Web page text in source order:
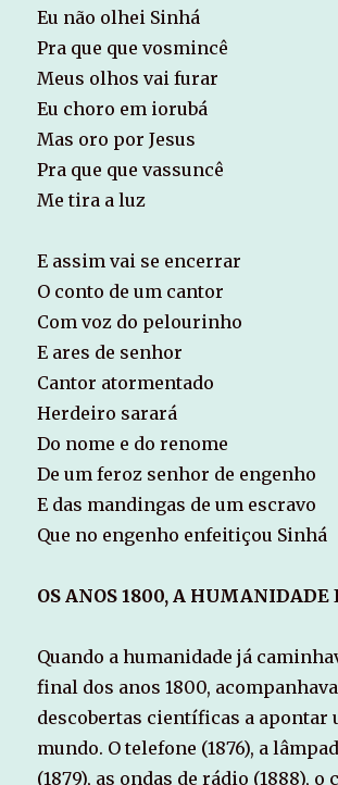
Eu não olhei Sinhá
Pra que que vosmincê
Meus olhos vai furar
Eu choro em iorubá
Mas oro por Jesus
Pra que que vassuncê
Me tira a luz
E assim vai se encerrar
O conto de um cantor
Com voz do pelourinho
E ares de senhor
Cantor atormentado
Herdeiro sarará
Do nome e do renome
De um feroz senhor de engenho
E das mandingas de um escravo
Que no engenho enfeitiçou Sinhá
OS ANOS 1800, A HUMANIDADE
Quando a humanidade já
final dos anos 1800,
descobertas científicas a apontar
mundo. O telefone (1876), a
(1879), as ondas de rádio (1888), o